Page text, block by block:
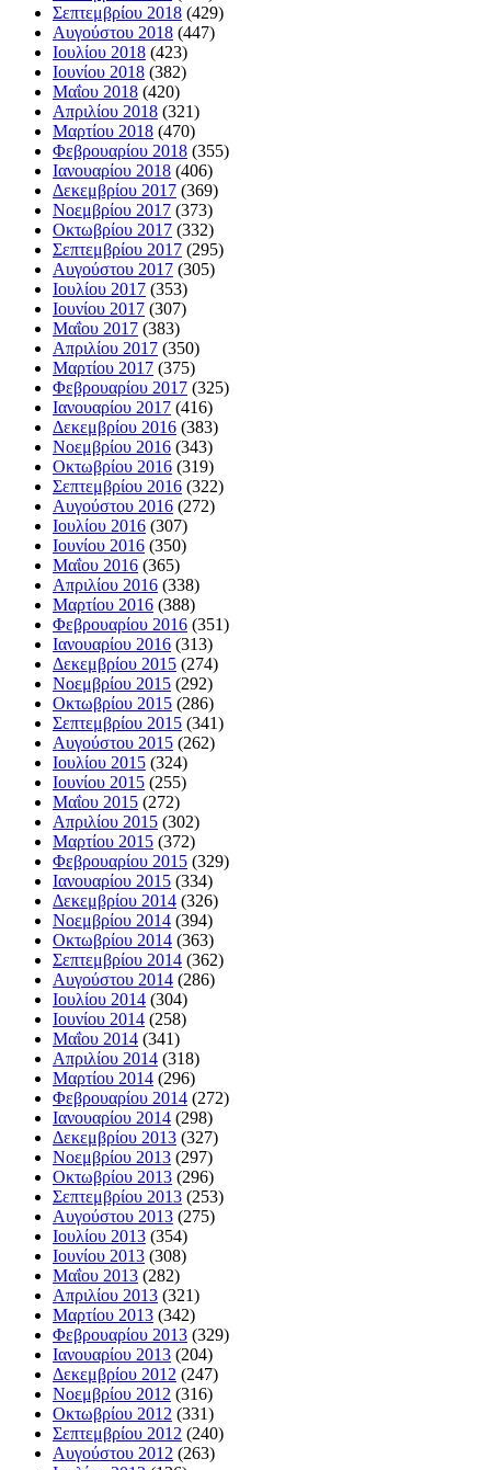
Σεπτεμβρίου 2018 (429)
Αυγούστου 2018 (447)
Ιουλίου 2018 (423)
Ιουνίου 2018 (382)
Μαΐου 2018 (420)
Απριλίου 2018 (321)
Μαρτίου 2018 (470)
Φεβρουαρίου 2018 (355)
Ιανουαρίου 2018 (406)
Δεκεμβρίου 2017 (369)
Νοεμβρίου 2017 (373)
Οκτωβρίου 2017 (332)
Σεπτεμβρίου 2017 (295)
Αυγούστου 2017 (305)
Ιουλίου 2017 (353)
Ιουνίου 2017 (307)
Μαΐου 2017 (383)
Απριλίου 2017 (350)
Μαρτίου 2017 (375)
Φεβρουαρίου 2017 (325)
Ιανουαρίου 2017 (416)
Δεκεμβρίου 2016 (383)
Νοεμβρίου 2016 (343)
Οκτωβρίου 2016 (319)
Σεπτεμβρίου 2016 (322)
Αυγούστου 2016 (272)
Ιουλίου 2016 (307)
Ιουνίου 2016 (350)
Μαΐου 2016 (365)
Απριλίου 2016 (338)
Μαρτίου 2016 (388)
Φεβρουαρίου 2016 (351)
Ιανουαρίου 2016 (313)
Δεκεμβρίου 2015 (274)
Νοεμβρίου 2015 (292)
Οκτωβρίου 2015 (286)
Σεπτεμβρίου 2015 (341)
Αυγούστου 2015 (262)
Ιουλίου 2015 (324)
Ιουνίου 2015 (255)
Μαΐου 2015 (272)
Απριλίου 2015 (302)
Μαρτίου 2015 (372)
Φεβρουαρίου 2015 (329)
Ιανουαρίου 2015 (334)
Δεκεμβρίου 2014 (326)
Νοεμβρίου 2014 (394)
Οκτωβρίου 2014 (363)
Σεπτεμβρίου 2014 (362)
Αυγούστου 2014 (286)
Ιουλίου 2014 (304)
Ιουνίου 2014 (258)
Μαΐου 2014 (341)
Απριλίου 2014 (318)
Μαρτίου 2014 (296)
Φεβρουαρίου 2014 (272)
Ιανουαρίου 2014 (298)
Δεκεμβρίου 2013 (327)
Νοεμβρίου 2013 (297)
Οκτωβρίου 2013 (296)
Σεπτεμβρίου 2013 (253)
Αυγούστου 2013 (275)
Ιουλίου 2013 (354)
Ιουνίου 2013 (308)
Μαΐου 2013 (282)
Απριλίου 2013 (321)
Μαρτίου 2013 (342)
Φεβρουαρίου 2013 (329)
Ιανουαρίου 2013 (204)
Δεκεμβρίου 2012 (247)
Νοεμβρίου 2012 (316)
Οκτωβρίου 2012 (331)
Σεπτεμβρίου 2012 (240)
Αυγούστου 2012 (263)